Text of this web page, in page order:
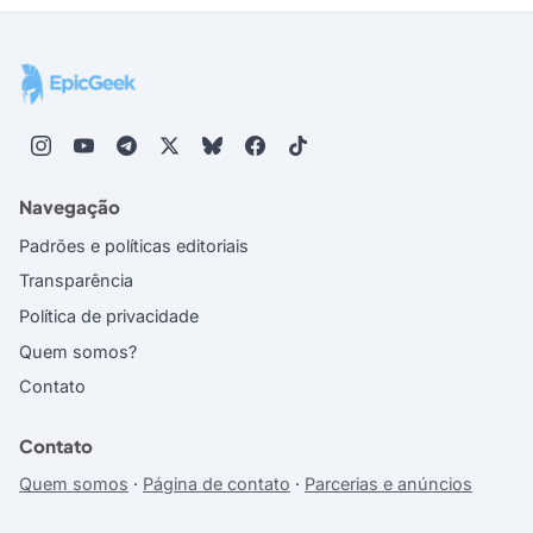
Navegação
Padrões e políticas editoriais
Transparência
Política de privacidade
Quem somos?
Contato
Contato
Quem somos · Página de contato · Parcerias e anúncios